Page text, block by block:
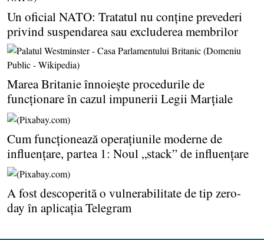
Un oficial NATO: Tratatul nu conţine prevederi
privind suspendarea sau excluderea membrilor
Marea Britanie înnoieşte procedurile de
funcţionare în cazul impunerii Legii Marţiale
Cum funcţionează operaţiunile moderne de
influenţare, partea 1: Noul „stack” de influenţare
A fost descoperită o vulnerabilitate de tip zero-
day în aplicaţia Telegram